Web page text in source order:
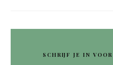
SCHRIJF JE IN